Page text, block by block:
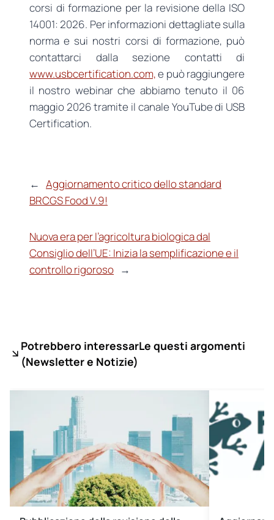
corsi di formazione per la revisione della ISO
14001: 2026. Per informazioni dettagliate sulla
norma e sui nostri corsi di formazione, può
contattarci dalla sezione contatti di
www.usbcertification.com,e può raggiungere
il nostro webinar che abbiamo tenuto il 06
maggio 2026 tramite il canale YouTube di USB
Certification.
← Aggiornamento critico dello standard
BRCGS Food V.9!
Nuova era per l’agricoltura biologica dal
Consiglio dell’UE: Inizia la semplificazione e il
controllo rigoroso →
Potrebbero interessarLe questi argomenti
(Newsletter e Notizie)